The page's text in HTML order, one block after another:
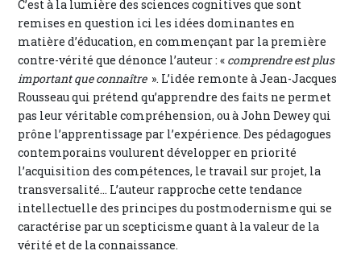
C’est à la lumière des sciences cognitives que sont
remises en question ici les idées dominantes en
matière d’éducation, en commençant par la première
contre-vérité que dénonce l’auteur : « comprendre est plus
important que connaître ». L’idée remonte à Jean-Jacques
Rousseau qui prétend qu’apprendre des faits ne permet
pas leur véritable compréhension, ou à John Dewey qui
prône l’apprentissage par l’expérience. Des pédagogues
contemporains voulurent développer en priorité
l’acquisition des compétences, le travail sur projet, la
transversalité… L’auteur rapproche cette tendance
intellectuelle des principes du postmodernisme qui se
caractérise par un scepticisme quant à la valeur de la
vérité et de la connaissance.